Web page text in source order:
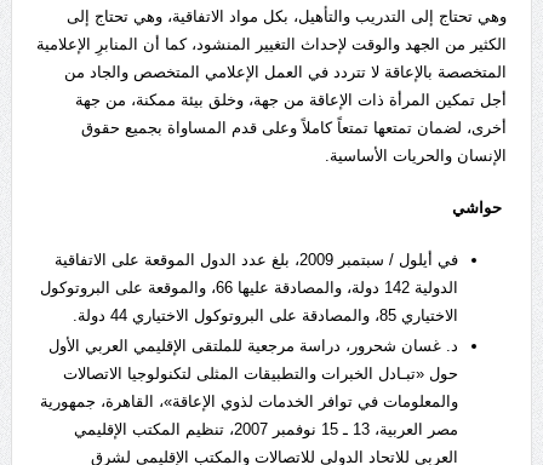
وهي تحتاج إلى التدريب والتأهيل، بكل مواد الاتفاقية، وهي تحتاج إلى
الكثير من الجهد والوقت لإحداث التغيير المنشود، كما أن المنابرِ الإعلامية
المتخصصة بالإعاقة لا تتردد في العمل الإعلامي المتخصص والجاد من
أجل تمكين المرأة ذات الإعاقة من جهة، وخلق بيئة ممكنة، من جهة
أخرى، لضمان تمتعها تمتعاً كاملاً وعلى قدم المساواة بجميع حقوق
الإنسان والحريات الأساسية.
حواشي
في أيلول / سبتمبر 2009، بلغ عدد الدول الموقعة على الاتفاقية
الدولية 142 دولة، والمصادقة عليها 66، والموقعة على البروتوكول
الاختياري 85، والمصادقة على البروتوكول الاختياري 44 دولة.
د. غسان شحرور، دراسة مرجعية للملتقى الإقليمي العربي الأول
حول «تبـادل الخبرات والتطبيقات المثلى لتكنولوجيا الاتصالات
والمعلومات في توافر الخدمات لذوي الإعاقة»، القاهرة، جمهورية
مصر العربية، 13 ـ 15 نوفمبر 2007، تنظيم المكتب الإقليمي
العربي للاتحاد الدولي للاتصالات والمكتب الإقليمي لشرق